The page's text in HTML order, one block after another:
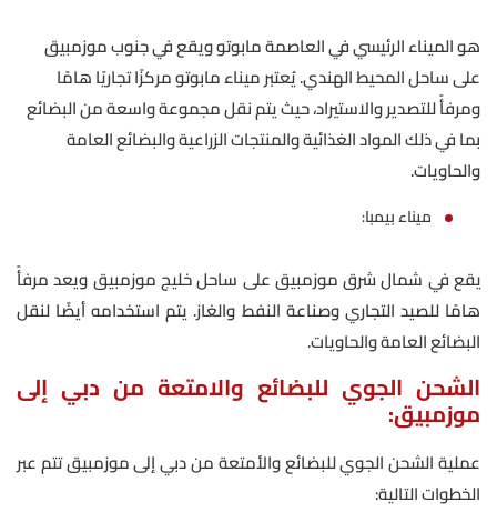
هو الميناء الرئيسي في العاصمة مابوتو ويقع في جنوب موزمبيق
على ساحل المحيط الهندي. يُعتبر ميناء مابوتو مركزًا تجاريًا هامًا
ومرفأً للتصدير والاستيراد، حيث يتم نقل مجموعة واسعة من البضائع
بما في ذلك المواد الغذائية والمنتجات الزراعية والبضائع العامة
والحاويات.
ميناء بيمبا:
يقع في شمال شرق موزمبيق على ساحل خليج موزمبيق ويعد مرفأً
هامًا للصيد التجاري وصناعة النفط والغاز. يتم استخدامه أيضًا لنقل
البضائع العامة والحاويات.
الشحن الجوي للبضائع والامتعة من دبي إلى
موزمبيق:
عملية الشحن الجوي للبضائع والأمتعة من دبي إلى موزمبيق تتم عبر
الخطوات التالية: